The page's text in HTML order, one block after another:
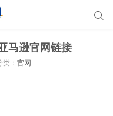

马逊官网链接
类： 官网